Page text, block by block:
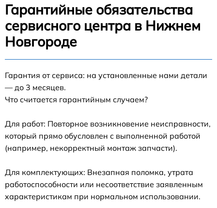
Гарантийные обязательства
сервисного центра в Нижнем
Новгороде
Гарантия от сервиса: на установленные нами детали
— до 3 месяцев.
Что считается гарантийным случаем?
Для работ: Повторное возникновение неисправности,
который прямо обусловлен с выполненной работой
(например, некорректный монтаж запчасти).
Для комплектующих: Внезапная поломка, утрата
работоспособности или несоответствие заявленным
характеристикам при нормальном использовании.